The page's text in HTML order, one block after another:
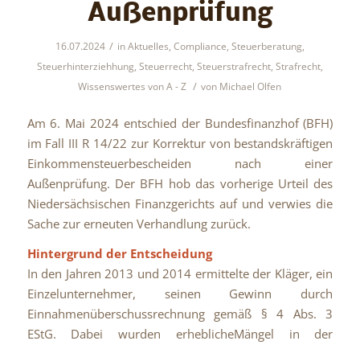
Außenprüfung
16.07.2024 / inAktuelles, Compliance, Steuerberatung,
Steuerhinterziehhung, Steuerrecht, Steuerstrafrecht, Strafrecht,
Wissenswertes von A - Z / von Michael Olfen
Am 6. Mai 2024 entschied der Bundesfinanzhof (BFH)
im Fall III R 14/22 zur Korrektur von bestandskräftigen
Einkommensteuerbescheiden nach einer
Außenprüfung. Der BFH hob das vorherige Urteil des
Niedersächsischen Finanzgerichts auf und verwies die
Sache zur erneuten Verhandlung zurück.
Hintergrund der Entscheidung
In den Jahren 2013 und 2014 ermittelte der Kläger, ein
Einzelunternehmer, seinen Gewinn durch
Einnahmenüberschussrechnung gemäß § 4 Abs. 3
EStG. Dabei wurden erheblicheMängel in der